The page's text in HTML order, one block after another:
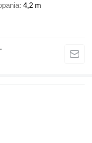
4,2 m